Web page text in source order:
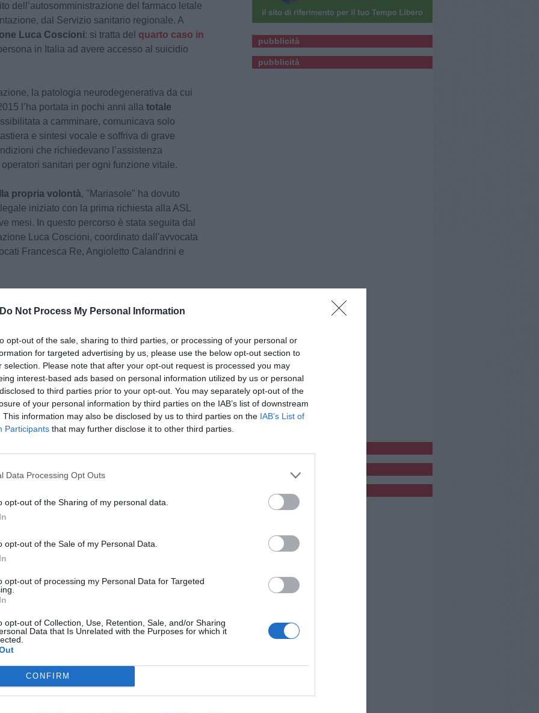
Do Not Process My Personal Information
opt-out of the sale, sharing to third parties, or processing of your personal or
for targeted advertising by us, please use the below opt-out section to
selection. Please note that after your opt-out request is processed you may
interest-based ads based on personal information utilized by us or personal
to third parties prior to your opt-out. You may separately opt-out of the
of your personal information by third parties on the IAB’s list of downstream
This information may also be disclosed by us to third parties on the IAB’s List of
Participants that may further disclose it to other third parties.
Data Processing Opt Outs
opt-out of the Sharing of my personal data.
opt-out of the Sale of my Personal Data.
opt-out of processing my Personal Data for Targeted
opt-out of Collection, Use, Retention, Sale, and/or Sharing
Data that Is Unrelated with the Purposes for which it
CONFIRM
dell’autosomministrazione del farmaco letale
dal Servizio sanitario regionale. A
Luca Coscioni: si tratta del quarto caso in
in Italia ad avere accesso al suicidio
la patologia neurodegenerativa da cui
l’ha portata in pochi anni alla totale
a camminare, comunicava solo
e sintesi vocale e soffriva di grave
che richiedevano l’assistenza
sanitari per ogni funzione vitale.
propria volontà, "Mariasole" ha dovuto
iniziato con la prima richiesta alla ASL
mesi. In questo percorso è stata seguita dal
Luca Coscioni, coordinato dall'avvocata
Francesca Re, Angioletto Calandrini e
patologia, le sofferenze intollerabili e la
consapevoli fossero state accertate,
inizialmente negato l’accesso al suicidio
insussistente il requisito del "trattamento
il parere del Comitato etico riconosceva la
prosegue la nota. "Solo dopo una diffida, un
di Pisa e l’ulteriore aggravamento
il conseguente rifiuto di "Mariasole" alla
commissione dell’ASL ha riconosciuto la
previsti dalla Consulta, conformandosi alla
135/2024 e 66/2025) che include
le manovre dei caregiver e il rifiuto di terapie o
del nuovo parere, che confermava la
"Mariasole" ha potuto procedere con
letale, a casa sua". Ad assistere
stato il suo medico di fiducia, il dottor Paolo
"Mi sono sentita defraudata
fare questa scelta sono vari: l’impossibilità di
di questo nome, non poter vedere, non poter
di comunicare, non avere la possibilità di
poter mangiare, in pratica non vivere" si
" In questo periodo di attesa mi sono
che dovrebbe essere inalienabile e la cosa
la lotta che ho dovuto fare insieme a chi mi è
pubblicità
pubblicità